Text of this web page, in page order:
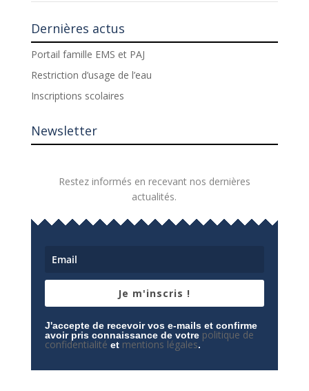
Dernières actus
Portail famille EMS et PAJ
Restriction d’usage de l’eau
Inscriptions scolaires
Newsletter
Restez informés en recevant nos dernières
actualités.
Je m'inscris !
J'accepte de recevoir vos e-mails et confirme
avoir pris connaissance de votre politique de
confidentialité et mentions légales.